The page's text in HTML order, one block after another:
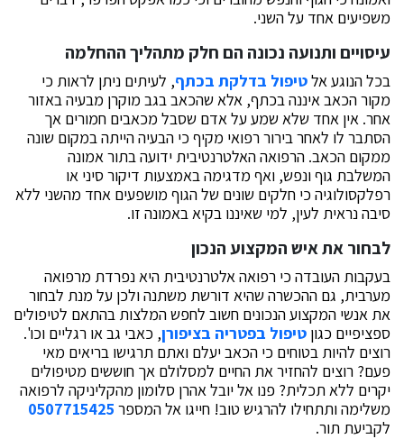
משפיעים אחד על השני.
עיסויים ותנועה נכונה הם חלק מתהליך ההחלמה
בכל הנוגע אלטיפול בדלקת בכתף, לעיתים ניתן לראות כי
מקור הכאב איננה בכתף, אלא שהכאב בגב מוקרן מבעיה באזור
אחר. אין אחד שלא שמע על אדם שסבל מכאבים חמורים אך
הסתבר לו לאחר בירור רפואי מקיף כי הבעיה הייתה במקום שונה
ממקום הכאב. הרפואה האלטרנטיבית ידועה בתור אמונה
המשלבת גוף ונפש, ואף מדגימה באמצעות דיקור סיני או
רפלקסולוגיה כי חלקים שונים של הגוף מושפעים אחד מהשני ללא
סיבה נראית לעין, למי שאיננו בקיא באמונה זו.
לבחור את איש המקצוע הנכון
בעקבות העובדה כי רפואה אלטרנטיבית היא נפרדת מרפואה
מערבית, גם ההכשרה שהיא דורשת משתנה ולכן על מנת לבחור
את אנשי המקצוע הנכונים חשוב לחפש המלצות בהתאם לטיפולים
ספציפיים כגון טיפול בפטריה בציפורן, כאבי גב או רגליים וכו'.
רוצים להיות בטוחים כי הכאב יעלם ואתם תרגישו בריאים מאי
פעם? רוצים להחזיר את החיים למסלולם אך חוששים מטיפולים
יקרים ללא תכלית? פנו אל יובל אהרן סלומון מהקליניקה לרפואה
משלימה ותתחילו להרגיש טוב! חייגו אל המספר 0507715425
לקביעת תור.